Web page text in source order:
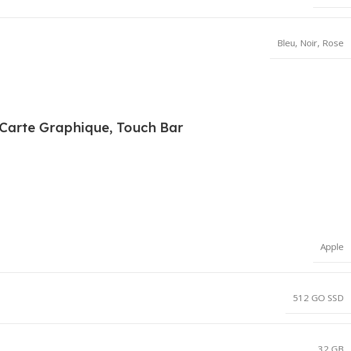
Bleu, Noir, Rose
Graphique, Touch Bar
Apple
512 GO SSD
32 GB